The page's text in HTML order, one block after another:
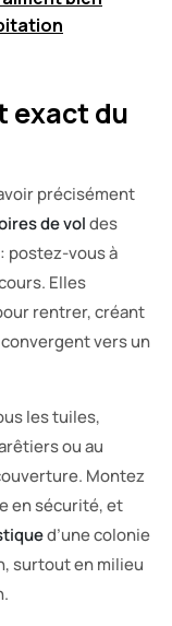
exact du
précisément
de voldes
postez-vous à
Elles
rentrer, créant
vers un
les tuiles,
ou au
Montez
en sécurité, et
d’une colonie
surtout en milieu